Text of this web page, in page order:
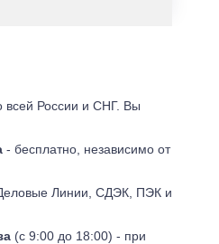
всей России и СНГ. Вы
- бесплатно, независимо от
Линии, СДЭК, ПЭК и
(с 9:00 до 18:00) - при